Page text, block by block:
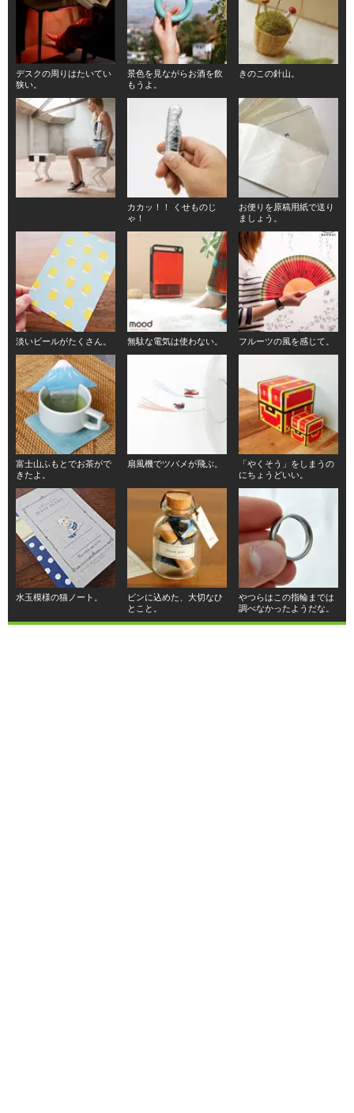
デスクの周りはたいてい
狭い。
景色を見ながらお酒を飲
もうよ。
きのこの針山。
カカッ！！ くせものじ
ゃ！
お便りを原稿用紙で送り
ましょう。
淡いビールがたくさん。 無駄な電気は使わない。 フルーツの風を感じて。
富士山ふもとでお茶がで
きたよ。
扇風機でツバメが飛ぶ。
「やくそう」をしまうの
にちょうどいい。
水玉模様の猫ノート。
ビンに込めた、大切なひ
とこと。
やつらはこの指輪までは
調べなかったようだな。